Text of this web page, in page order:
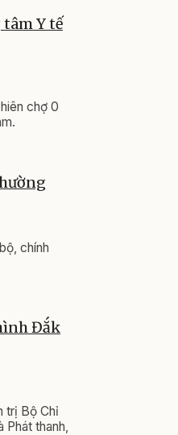
Y tế
chợ 0
chính
Đắk
trị Bộ Chỉ
thanh,